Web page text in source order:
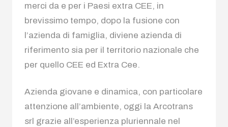
merci da e per i Paesi extra CEE, in
brevissimo tempo, dopo la fusione con
l’azienda di famiglia, diviene azienda di
riferimento sia per il territorio nazionale che
per quello CEE ed Extra Cee.
Azienda giovane e dinamica, con particolare
attenzione all’ambiente, oggi la Arcotrans
srl grazie all’esperienza pluriennale nel